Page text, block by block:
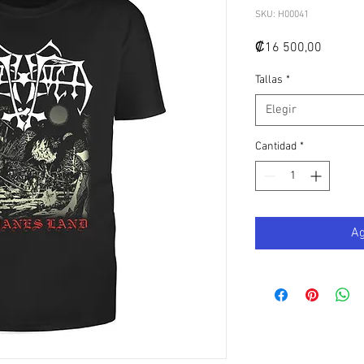
SKU: H00041
₡16 500,00
Tallas *
Elegir
Cantidad *